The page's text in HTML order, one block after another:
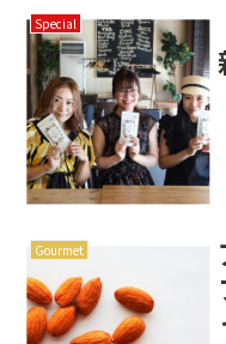
Special
Gourmet